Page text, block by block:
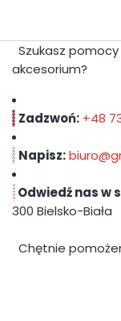
Szukasz
akcesorium?
Zadzwoń: +48
Napisz:
Odwiedź nas w
300 Bielsko-Biała
Chętnie